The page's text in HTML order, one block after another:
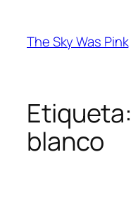
contenido
The Sky Was Pink
Etiqueta:
blanco